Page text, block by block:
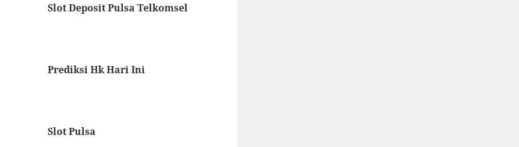
Slot Deposit Pulsa Telkomsel
Prediksi Hk Hari Ini
Slot Pulsa